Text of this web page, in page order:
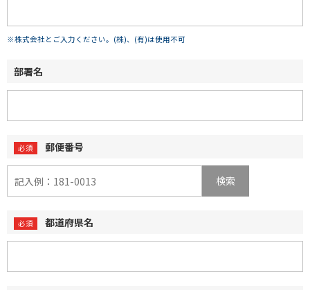
※株式会社とご入力ください。(株)、(有)は使用不可
部署名
郵便番号
検索
都道府県名